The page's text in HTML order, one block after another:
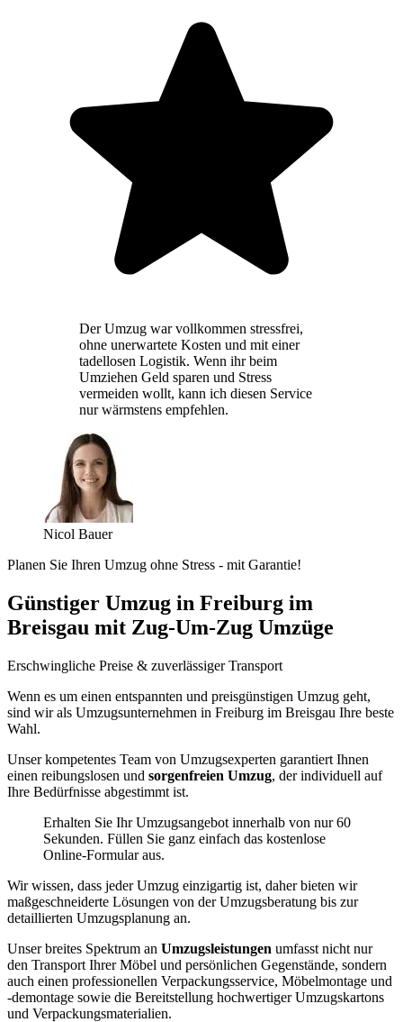
Der Umzug war vollkommen stressfrei,
ohne unerwartete Kosten und mit einer
tadellosen Logistik. Wenn ihr beim
Umziehen Geld sparen und Stress
vermeiden wollt, kann ich diesen Service
nur wärmstens empfehlen.
Nicol Bauer
Planen Sie Ihren Umzug ohne Stress - mit Garantie!
Günstiger Umzug in Freiburg im
Breisgau mit Zug-Um-Zug Umzüge
Erschwingliche Preise & zuverlässiger Transport
Wenn es um einen entspannten und preisgünstigen Umzug geht,
sind wir als Umzugsunternehmen in Freiburg im Breisgau Ihre beste
Wahl.
Unser kompetentes Team von Umzugsexperten garantiert Ihnen
einen reibungslosen und sorgenfreien Umzug, der individuell auf
Ihre Bedürfnisse abgestimmt ist.
Erhalten Sie Ihr Umzugsangebot innerhalb von nur 60
Sekunden. Füllen Sie ganz einfach das kostenlose
Online-Formular aus.
Wir wissen, dass jeder Umzug einzigartig ist, daher bieten wir
maßgeschneiderte Lösungen von der Umzugsberatung bis zur
detaillierten Umzugsplanung an.
Unser breites Spektrum an Umzugsleistungen umfasst nicht nur
den Transport Ihrer Möbel und persönlichen Gegenstände, sondern
auch einen professionellen Verpackungsservice, Möbelmontage und
-demontage sowie die Bereitstellung hochwertiger Umzugskartons
und Verpackungsmaterialien.